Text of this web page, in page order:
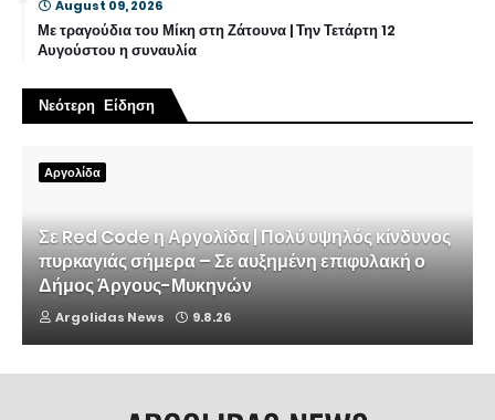
August 09, 2026
Με τραγούδια του Μίκη στη Ζάτουνα | Την Τετάρτη 12
Αυγούστου η συναυλία
Νεότερη Είδηση
Αργολίδα
Σε Red Code η Αργολίδα | Πολύ υψηλός κίνδυνος
πυρκαγιάς σήμερα – Σε αυξημένη επιφυλακή ο
Δήμος Άργους-Μυκηνών
Argolidas News 9.8.26